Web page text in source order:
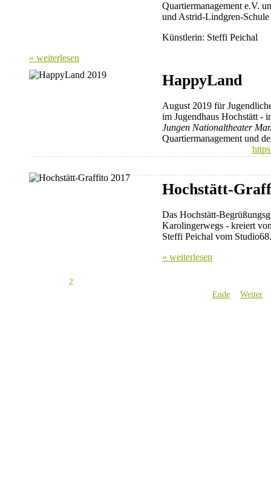
Quartiermanagement e.V.
und Astrid-Lindgren-Schule
Künstlerin: Steffi Peichal
» weiterlesen
HappyLand
August 2019 für
im Jugendhaus Hochstätt -
Jungen Nationaltheater
Quartiermanagement und
Hochstätt-
Das Hochstätt-
Karolingerwegs - kreiert
Steffi Peichal vom Studio68.
» weiterlesen
2
Weiter
Ende